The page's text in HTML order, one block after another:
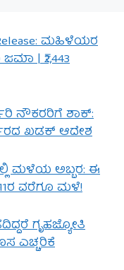
Release: ಮಹಿಳೆಯರ
| ₹2,443
ನೌಕರರಿಗೆ ಶಾಕ್:
ಖಡಕ್ ಆದೇಶ
ಮಳೆಯ ಅಬ್ಬರ: ಈ
ವರೆಗೂ ಮಳೆ!
ಗೃಹಜ್ಯೋತಿ
ಎಚ್ಚರಿಕೆ